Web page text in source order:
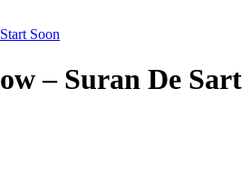
Soon
– Suran De